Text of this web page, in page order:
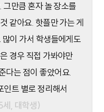
그만큼 혼자 놀 장소를
같아요. 핫플만 가는 게
이 가서 학생들에게도
경우 직접 가봐야만
다는 점이 좋았어요.
인트 별로 정리해서
, 대학생)